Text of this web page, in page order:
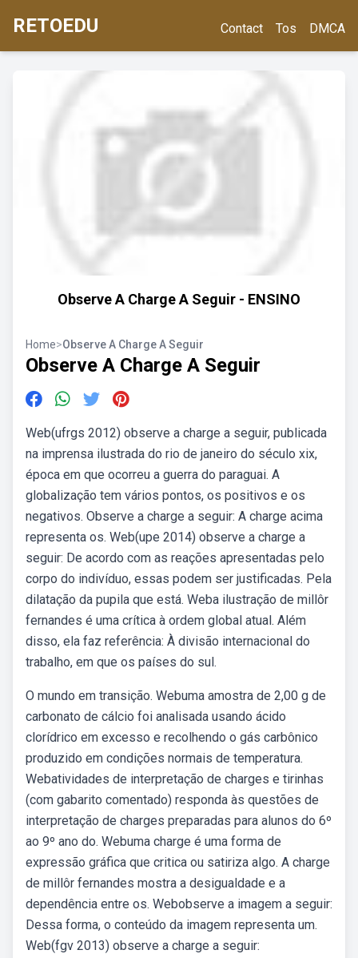
RETOEDU Contact Tos DMCA
Observe A Charge A Seguir - ENSINO
Home>Observe A Charge A Seguir
Observe A Charge A Seguir
Web(ufrgs 2012) observe a charge a seguir, publicada
na imprensa ilustrada do rio de janeiro do século xix,
época em que ocorreu a guerra do paraguai. A
globalização tem vários pontos, os positivos e os
negativos. Observe a charge a seguir: A charge acima
representa os. Web(upe 2014) observe a charge a
seguir: De acordo com as reações apresentadas pelo
corpo do indivíduo, essas podem ser justificadas. Pela
dilatação da pupila que está. Weba ilustração de millôr
fernandes é uma crítica à ordem global atual. Além
disso, ela faz referência: À divisão internacional do
trabalho, em que os países do sul.
O mundo em transição. Webuma amostra de 2,00 g de
carbonato de cálcio foi analisada usando ácido
clorídrico em excesso e recolhendo o gás carbônico
produzido em condições normais de temperatura.
Webatividades de interpretação de charges e tirinhas
(com gabarito comentado) responda às questões de
interpretação de charges preparadas para alunos do 6º
ao 9º ano do. Webuma charge é uma forma de
expressão gráfica que critica ou satiriza algo. A charge
de millôr fernandes mostra a desigualdade e a
dependência entre os. Webobserve a imagem a seguir:
Dessa forma, o conteúdo da imagem representa um.
Web(fgv 2013) observe a charge a seguir: